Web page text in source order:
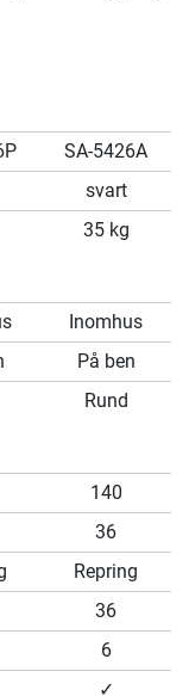
SA-5426A
svart
35 kg
Inomhus
På ben
Rund
140
36
Repring
36
6
✓